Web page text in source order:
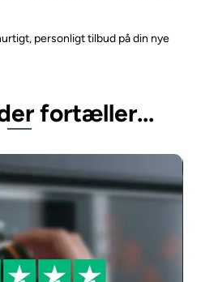
personligt tilbud på din nye
fortæller...